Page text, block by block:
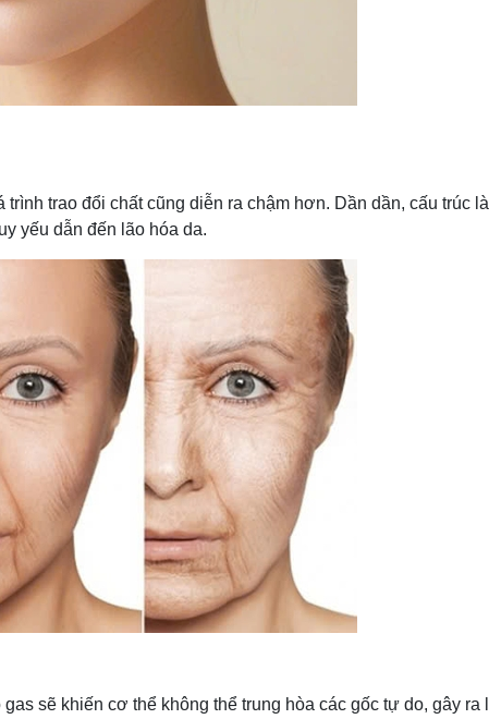
trao đổi chất cũng diễn ra chậm hơn. Dần dần, cấu trúc
yếu dẫn đến lão hóa da.
sẽ khiến cơ thể không thể trung hòa các gốc tự do, gây ra